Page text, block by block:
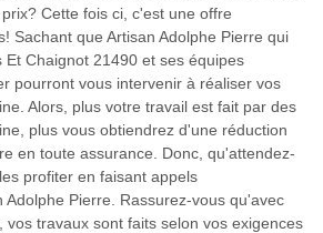
Cette fois ci, c'est une offre
Sachant que Artisan Adolphe Pierre qui
Et Chaignot 21490 et ses équipes
pourront vous intervenir à réaliser vos
Alors, plus votre travail est fait par des
plus vous obtiendrez d'une réduction
en toute assurance. Donc, qu'attendez-
profiter en faisant appels
Adolphe Pierre. Rassurez-vous qu'avec
vos travaux sont faits selon vos exigences